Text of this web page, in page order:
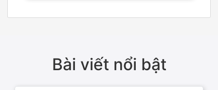
Bài viết nổi bật